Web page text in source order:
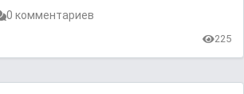
0 комментариев
225